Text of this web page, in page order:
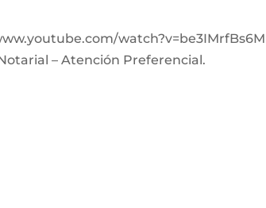
watch?v=be3IMrfBs6M
– Atención Preferencial.